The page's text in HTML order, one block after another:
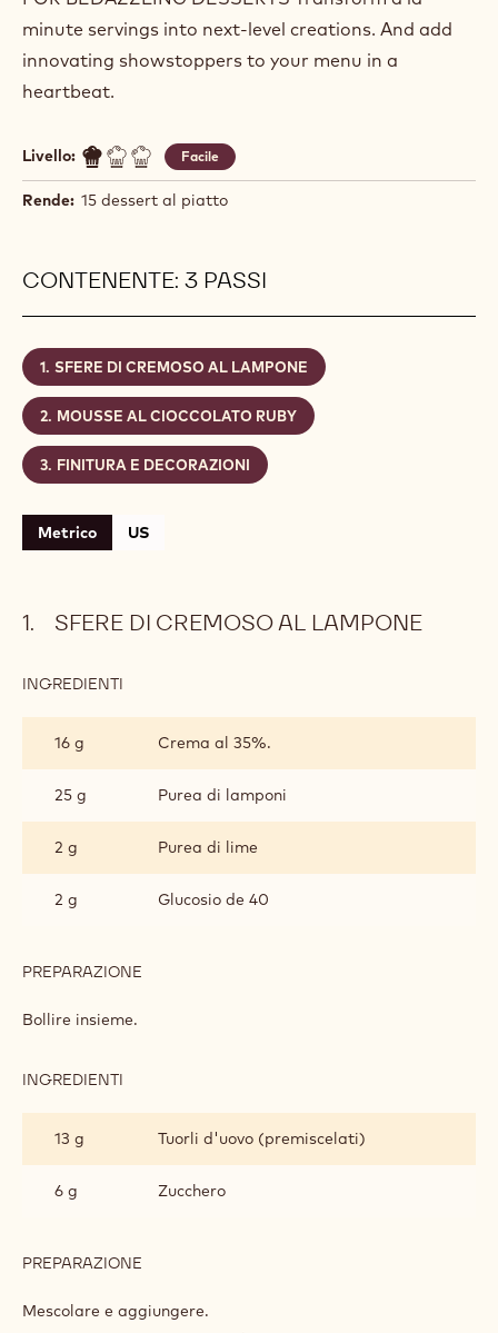
minute servings into next-level creations. And add
innovating showstoppers to your menu in a
heartbeat.
Livello: Facile
Rende: 15 dessert al piatto
CONTENENTE: 3 PASSI
SFERE DI CREMOSO AL LAMPONE
MOUSSE AL CIOCCOLATO RUBY
FINITURA E DECORAZIONI
Metrico US
SFERE DI CREMOSO AL LAMPONE
INGREDIENTI
CREMOSO
AL
LAMPONE
16 g Crema al 35%.
25 g Purea di lamponi
2 g Purea di lime
2 g Glucosio de 40
PREPARAZIONE
Bollire insieme.
INGREDIENTI
CREMOSO
AL
LAMPONE
13 g Tuorli d'uovo (premiscelati)
6 g Zucchero
PREPARAZIONE
DI
CREMOSO
Mescolare e aggiungere.